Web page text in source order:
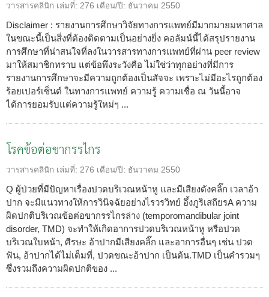
วารสารคลินิก เล่มที่: 276 เดือน/ปี: ธันวาคม 2550
Disclaimer : รายงานการศึกษาวิจัยทางการแพทย์มีมากมายมหาศาล
ในขณะนี้เป็นสิ่งที่ต้องติดตามเป็นอย่างยิ่ง คอลัมน์นี้ได้สรุปรายงาน
การศึกษาที่น่าสนใจที่ลงในวารสารทางการแพทย์ที่ผ่าน peer review
มาให้สมาชิกทราบ แต่ข้อพึงระวังคือ ไม่ใช่ว่าทุกอย่างที่มีการ
รายงานการศึกษาจะมีความถูกต้องเป็นสัจจะ เพราะไม่มีอะไรถูกต้อง
ร้อยเปอร์เซ็นต์ ในทางการแพทย์ ความรู้ ความเชื่อ ณ วันนี้อาจ
ได้การยอมรับแต่ความรู้ใหม่ๆ ...
โรคข้อต่อขากรรไกร
วารสารคลินิก เล่มที่: 276 เดือน/ปี: ธันวาคม 2550
Q ผู้ป่วยที่มีปัญหาเรื่องปวดบริเวณหน้าหู และมีเสียงดังคลิ๊ก เวลาอ้า
ปาก จะมีแนวทางให้การวินิจฉัยอย่างไรวรวิทย์ อึ้งภูริเสถียรA ความ
ผิดปกติบริเวณข้อต่อขากรรไกรล่าง (temporomandibular joint
disorder, TMD) จะทำให้เกิดอาการปวดบริเวณหน้าหู หรือปวด
บริเวณใบหน้า, ศีรษะ อ้าปากมีเสียงคลิ๊ก และอาการอื่นๆ เช่น ปวด
ฟัน, อ้าปากได้ไม่เต็มที่, ปวดขณะอ้าปาก เป็นต้น.TMD เป็นคำรวมๆ
ซึ่งรวมถึงความผิดปกติของ ...